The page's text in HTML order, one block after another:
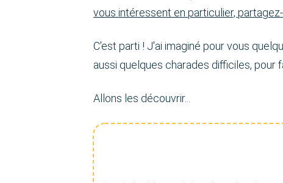
vous intéressent en particulier,
C'est parti ! J'ai imaginé pour vous
aussi quelques charades difficiles, pour
Allons les découvrir...